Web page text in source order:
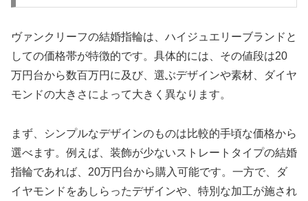
ヴァンクリーフの結婚指輪は、ハイジュエリーブランドと
しての価格帯が特徴的です。具体的には、その値段は20
万円台から数百万円に及び、選ぶデザインや素材、ダイヤ
モンドの大きさによって大きく異なります。
まず、シンプルなデザインのものは比較的手頃な価格から
選べます。例えば、装飾が少ないストレートタイプの結婚
指輪であれば、20万円台から購入可能です。一方で、ダ
イヤモンドをあしらったデザインや、特別な加工が施され